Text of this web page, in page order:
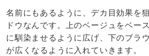
名前にもあるように、デカ目効果を
ドウなんです。上のベージュをベー
に馴染ませるように広げ、下のブラ
が広くなるように入れていきます。